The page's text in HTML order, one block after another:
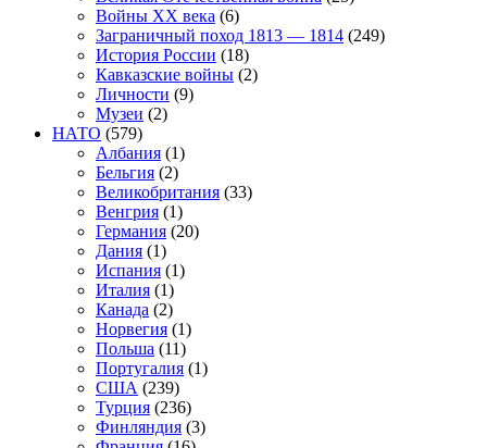
Войны XX века (6)
Заграничный поход 1813 — 1814 (249)
История России (18)
Кавказские войны (2)
Личности (9)
Музеи (2)
НАТО (579)
Албания (1)
Бельгия (2)
Великобритания (33)
Венгрия (1)
Германия (20)
Дания (1)
Испания (1)
Италия (1)
Канада (2)
Норвегия (1)
Польша (11)
Португалия (1)
США (239)
Турция (236)
Финляндия (3)